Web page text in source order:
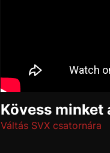
Kövess minket
Váltás SVX csatornára